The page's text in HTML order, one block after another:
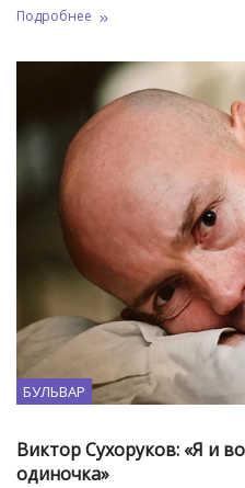
Подробнее
БУЛЬВАР
Виктор Сухоруков: «Я и
одиночка»